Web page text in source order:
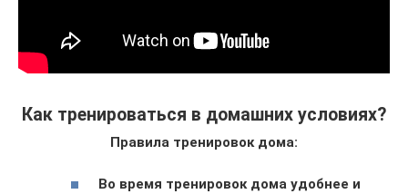
Как тренироваться в домашних условиях?
Правила тренировок дома:
Во время тренировок дома удобнее и